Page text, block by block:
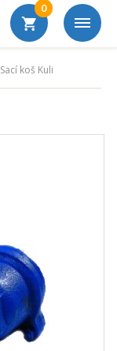
0
Sací koš Kuli